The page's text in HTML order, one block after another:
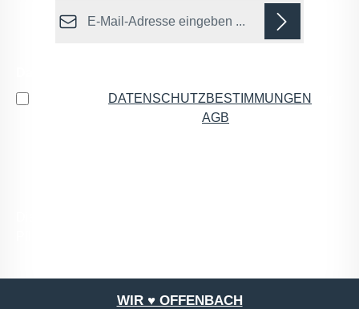
E-Mail-Adresse*
DATENSCHUTZBESTIMMUNGEN
AGB
WIR ♥ OFFENBACH